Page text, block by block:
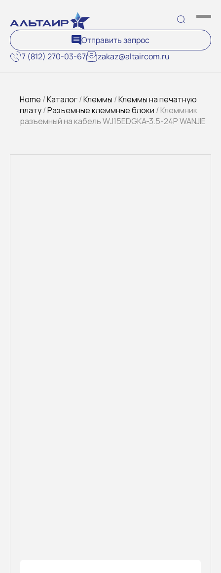
7 (812) 270-03-67 zakaz@altaircom.ru
Отправить запрос
Home /Каталог/Клеммы /Клеммы на печатную
плату/Разъемные клеммные блоки / Клеммник
разъемный на кабель WJ15EDGKA-3.5-24P WANJIE